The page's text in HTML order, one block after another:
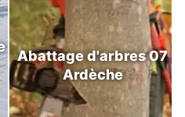
Abattage d'arbres 07
Ardèche